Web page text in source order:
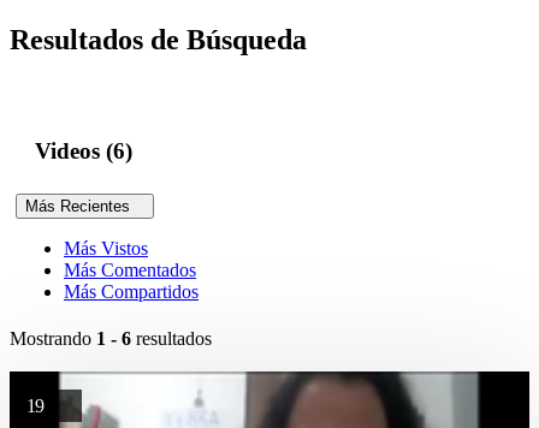
Resultados de Búsqueda
Videos (6)
Más Recientes
Más Vistos
Más Comentados
Más Compartidos
Mostrando 1 - 6 resultados
19